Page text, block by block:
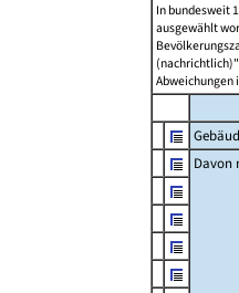
In bundesweit
ausgewählt
Abweichungen
Davon